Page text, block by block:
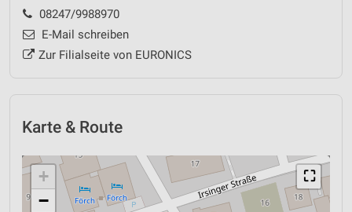
08247/9988970
E-Mail schreiben
Zur Filialseite von EURONICS
Karte & Route
⛶
+
−